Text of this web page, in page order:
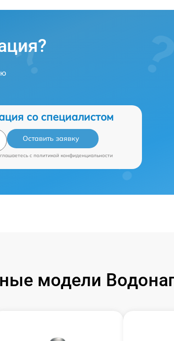
со специалистом
Оставить заявку
c политикой конфиденциальности
модели